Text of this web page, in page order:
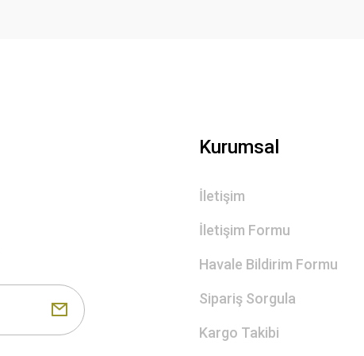
Kurumsal
İletişim
İletişim Formu
Havale Bildirim Formu
Sipariş Sorgula
Kargo Takibi